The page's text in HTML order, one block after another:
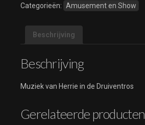
Categorieën: Amusement en Show
Beschrijving
Beschrijving
Muziek van Herrie in de Druiventros
Gerelateerde producten